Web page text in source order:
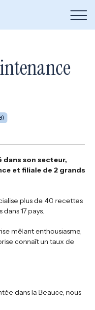
de
son secteur,
et filiale de 2 grands
plus de 40 recettes
17 pays.
mêlant enthousiasme,
connaît un taux de
dans la Beauce, nous